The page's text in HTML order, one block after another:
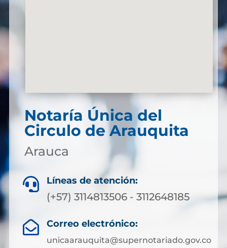
Notaría Única del
Circulo de Arauquita
Arauca
 Líneas de atención:
(+57) 3114813506 - 3112648185
 Correo electrónico:
unicaarauquita@supernotariado.gov.co